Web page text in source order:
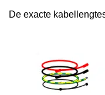
De exacte